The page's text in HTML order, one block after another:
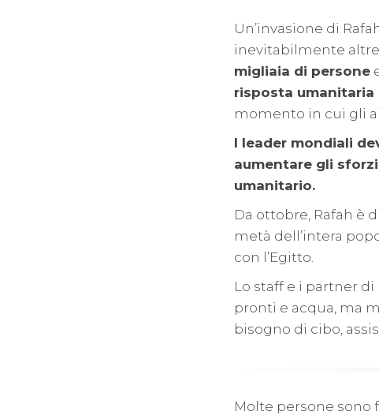
Un’invasione di
inevitabilmente
migliaia di persone
risposta umanitaria
momento in cui gli
I leader mondiali
aumentare gli
umanitario.
Da ottobre, Rafah è
metà dell’intera
con l’Egitto.
Lo staff e i partner
pronti e acqua, ma
bisogno di cibo,
Molte persone sono